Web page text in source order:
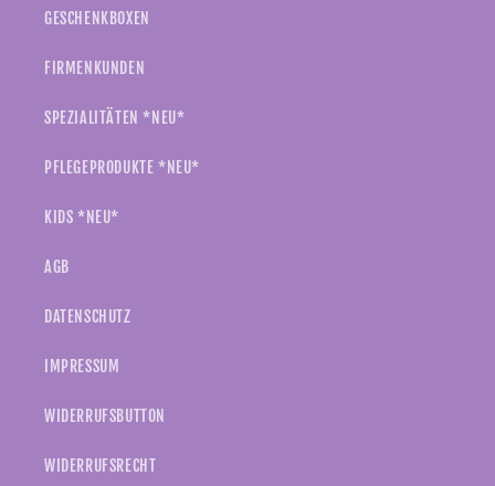
GESCHENKBOXEN
FIRMENKUNDEN
SPEZIALITÄTEN *NEU*
PFLEGEPRODUKTE *NEU*
KIDS *NEU*
AGB
DATENSCHUTZ
IMPRESSUM
WIDERRUFSBUTTON
WIDERRUFSRECHT